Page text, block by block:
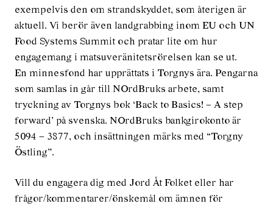
exempelvis den om strandskyddet, som återigen är
aktuell. Vi berör även landgrabbing inom EU och UN
Food Systems Summit och pratar lite om hur
engagemang i matsuveränitetsrörelsen kan se ut.
En minnesfond har upprättats i Torgnys ära. Pengarna
som samlas in går till NOrdBruks arbete, samt
tryckning av Torgnys bok ‘Back to Basics! – A step
forward’ på svenska. NOrdBruks bankgirokonto är
5094 – 3877, och insättningen märks med “Torgny
Östling”.
Vill du engagera dig med Jord Åt Folket eller har
frågor/kommentarer/önskemål om ämnen för